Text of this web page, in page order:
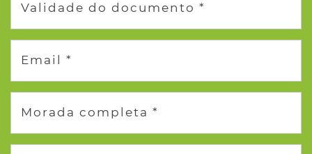
Validade do documento *
Email *
Morada completa *